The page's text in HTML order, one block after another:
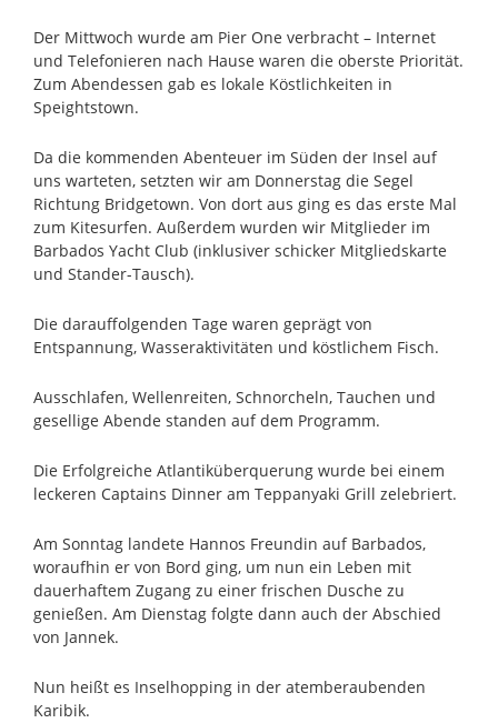
Der Mittwoch wurde am Pier One verbracht – Internet
und Telefonieren nach Hause waren die oberste Priorität.
Zum Abendessen gab es lokale Köstlichkeiten in
Speightstown.
Da die kommenden Abenteuer im Süden der Insel auf
uns warteten, setzten wir am Donnerstag die Segel
Richtung Bridgetown. Von dort aus ging es das erste Mal
zum Kitesurfen. Außerdem wurden wir Mitglieder im
Barbados Yacht Club (inklusiver schicker Mitgliedskarte
und Stander-Tausch).
Die darauffolgenden Tage waren geprägt von
Entspannung, Wasseraktivitäten und köstlichem Fisch.
Ausschlafen, Wellenreiten, Schnorcheln, Tauchen und
gesellige Abende standen auf dem Programm.
Die Erfolgreiche Atlantiküberquerung wurde bei einem
leckeren Captains Dinner am Teppanyaki Grill zelebriert.
Am Sonntag landete Hannos Freundin auf Barbados,
woraufhin er von Bord ging, um nun ein Leben mit
dauerhaftem Zugang zu einer frischen Dusche zu
genießen. Am Dienstag folgte dann auch der Abschied
von Jannek.
Nun heißt es Inselhopping in der atemberaubenden
Karibik.